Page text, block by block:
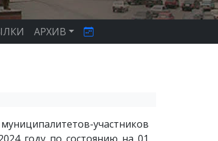
АРХИВ
участников